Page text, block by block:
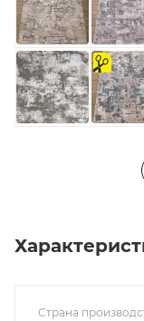
на
отрез
Страна